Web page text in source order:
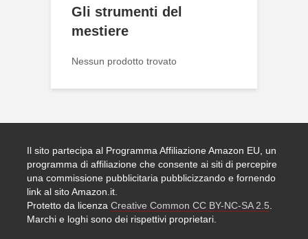
Gli strumenti del
mestiere
Nessun prodotto trovato
Il sito partecipa al Programma Affiliazione Amazon EU, un
programma di affiliazione che consente ai siti di percepire
una commissione pubblicitaria pubblicizzando e fornendo
link al sito Amazon.it.
Protetto da licenza Creative Common CC BY-NC-SA 2.5.
Marchi e loghi sono dei rispettivi proprietari.